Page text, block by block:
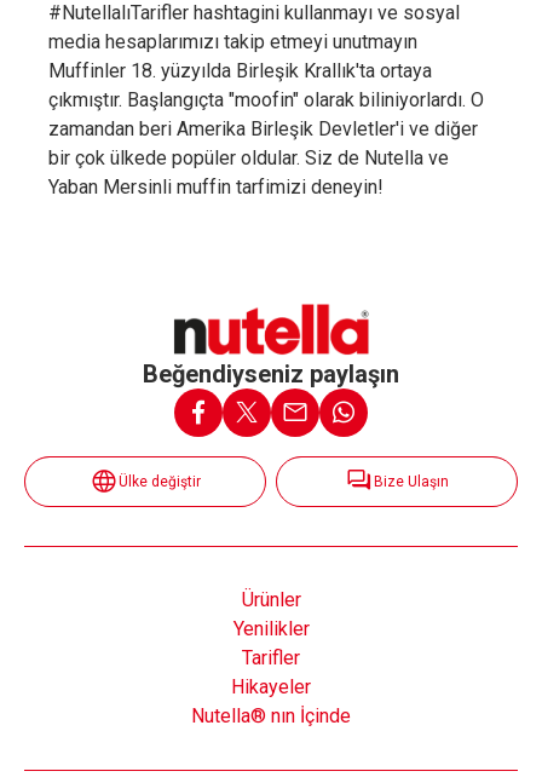
#NutellalıTarifler hashtagini kullanmayı ve sosyal
media hesaplarımızı takip etmeyi unutmayın
Muffinler 18. yüzyılda Birleşik Krallık'ta ortaya
çıkmıştır. Başlangıçta "moofin" olarak biliniyorlardı. O
zamandan beri Amerika Birleşik Devletler'i ve diğer
bir çok ülkede popüler oldular. Siz de Nutella ve
Yaban Mersinli muffin tarfimizi deneyin!
Beğendiyseniz paylaşın
Ülke değiştir Bize Ulaşın
Ürünler
Yenilikler
Tarifler
Hikayeler
Nutella® nın İçinde